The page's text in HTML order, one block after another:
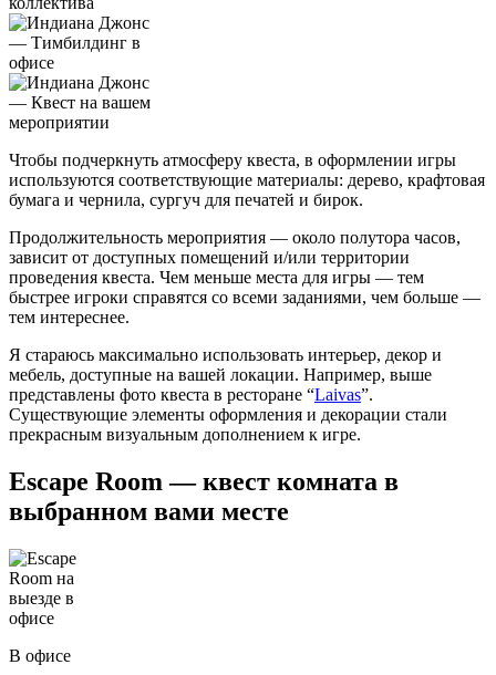
Чтобы подчеркнуть атмосферу квеста, в оформлении игры
используются соответствующие материалы: дерево, крафтовая
бумага и чернила, сургуч для печатей и бирок.
Продолжительность мероприятия — около полутора часов,
зависит от доступных помещений и/или территории
проведения квеста. Чем меньше места для игры — тем
быстрее игроки справятся со всеми заданиями, чем больше —
тем интереснее.
Я стараюсь максимально использовать интерьер, декор и
мебель, доступные на вашей локации. Например, выше
представлены фото квеста в ресторане “Laivas”.
Существующие элементы оформления и декорации стали
прекрасным визуальным дополнением к игре.
Escape Room — квест комната в
выбранном вами месте
В офисе